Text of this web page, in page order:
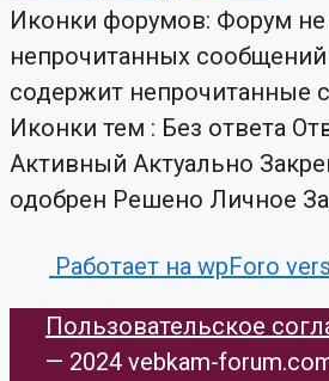
Иконки форумов: Форум
непрочитанных сообщений
содержит непрочитанные
Иконки тем : Без ответа
Активный Актуально
одобрен Решено Личное
Работает на wpForo
Пользовательское
— 2024 vebkam-